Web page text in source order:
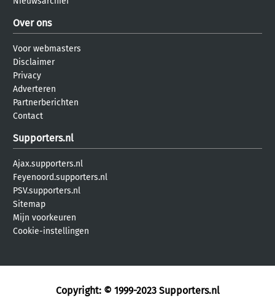
Over ons
Voor webmasters
Disclaimer
Privacy
Adverteren
Partnerberichten
Contact
Supporters.nl
Ajax.supporters.nl
Feyenoord.supporters.nl
PSV.supporters.nl
Sitemap
Mijn voorkeuren
Cookie-instellingen
Copyright: © 1999-2023 Supporters.nl